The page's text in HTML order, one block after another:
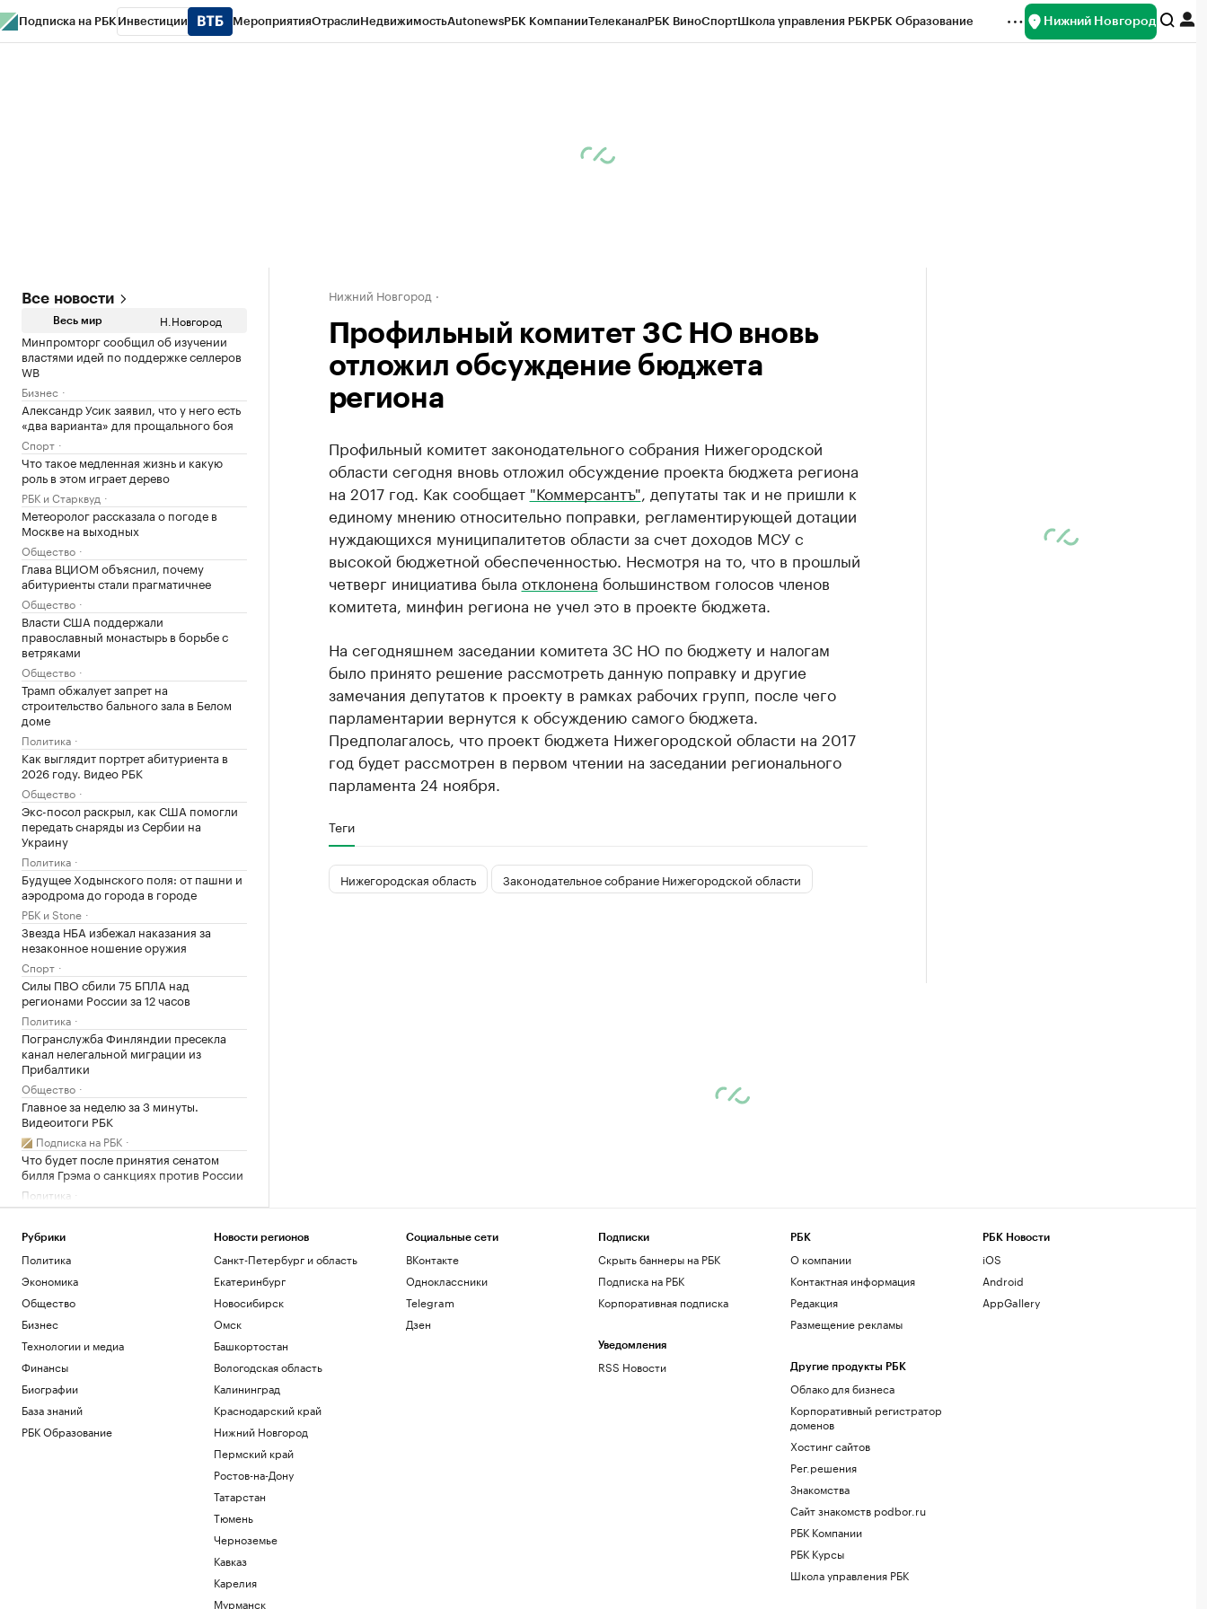
Подписка на РБК Инвестиции МероприятияОтраслиНедвижимостьAutonewsРБК КомпанииТелеканалРБК ВиноСпортШкола управления РБКРБК Образование Нижний Новгород
Все новости
Весь мир Н.Новгород
Минпромторг сообщил об изучении
властями идей по поддержке селлеров
WB
Бизнес
Александр Усик заявил, что у него есть
«два варианта» для прощального боя
Спорт
Что такое медленная жизнь и какую
роль в этом играет дерево
РБК и Старквуд
Метеоролог рассказала о погоде в
Москве на выходных
Общество
Глава ВЦИОМ объяснил, почему
абитуриенты стали прагматичнее
Общество
Власти США поддержали
православный монастырь в борьбе с
ветряками
Общество
Трамп обжалует запрет на
строительство бального зала в Белом
доме
Политика
Как выглядит портрет абитуриента в
2026 году. Видео РБК
Общество
Экс-посол раскрыл, как США помогли
передать снаряды из Сербии на
Украину
Политика
Будущее Ходынского поля: от пашни и
аэродрома до города в городе
РБК и Stone
Звезда НБА избежал наказания за
незаконное ношение оружия
Спорт
Силы ПВО сбили 75 БПЛА над
регионами России за 12 часов
Политика
Погранслужба Финляндии пресекла
канал нелегальной миграции из
Прибалтики
Общество
Главное за неделю за 3 минуты.
Видеоитоги РБК
Подписка на РБК
Что будет после принятия сенатом
билля Грэма о санкциях против России
Политика
Минтруд раскрыл, кто получит право
Общество
Киты, тундра и космические пейзажи:
зачем ехать в восточную Арктику
РБК и УК Первая
Лукашенко рассказал, зачем
Белоруссия открыла границы для
граждан ЕС
Политика
Сын Зинедина Зидана подписал
контракт с «Леганесом» на один год
Спорт
Над военной базой с комплексами
Нижний Новгород
Профильный комитет ЗС НО вновь
отложил обсуждение бюджета
региона
Профильный комитет законодательного собрания Нижегородской
области сегодня вновь отложил обсуждение проекта бюджета региона
на 2017 год. Как сообщает "Коммерсантъ" , депутаты так и не пришли к
единому мнению относительно поправки, регламентирующей дотации
нуждающихся муниципалитетов области за счет доходов МСУ с
высокой бюджетной обеспеченностью. Несмотря на то, что в прошлый
четверг инициатива была отклонена большинством голосов членов
комитета, минфин региона не учел это в проекте бюджета.
На сегодняшнем заседании комитета ЗС НО по бюджету и налогам
было принято решение рассмотреть данную поправку и другие
замечания депутатов к проекту в рамках рабочих групп, после чего
парламентарии вернутся к обсуждению самого бюджета.
Предполагалось, что проект бюджета Нижегородской области на 2017
год будет рассмотрен в первом чтении на заседании регионального
парламента 24 ноября.
Теги
Нижегородская область Законодательное собрание Нижегородской области
Рубрики
Политика
Экономика
Общество
Бизнес
Технологии и медиа
Финансы
Биографии
База знаний
РБК Образование
Новости регионов
Санкт-Петербург и область
Екатеринбург
Новосибирск
Омск
Башкортостан
Вологодская область
Калининград
Краснодарский край
Нижний Новгород
Пермский край
Ростов-на-Дону
Татарстан
Тюмень
Черноземье
Кавказ
Карелия
Мурманск
Социальные сети
ВКонтакте
Одноклассники
Telegram
Дзен
Подписки
Скрыть баннеры на РБК
Подписка на РБК
Корпоративная подписка
Уведомления
RSS Новости
РБК
О компании
Контактная информация
Редакция
Размещение рекламы
Другие продукты РБК
Облако для бизнеса
Корпоративный регистратор
доменов
Хостинг сайтов
Рег.решения
Знакомства
Сайт знакомств podbor.ru
РБК Компании
РБК Курсы
Школа управления РБК
РБК Новости
iOS
Android
AppGallery